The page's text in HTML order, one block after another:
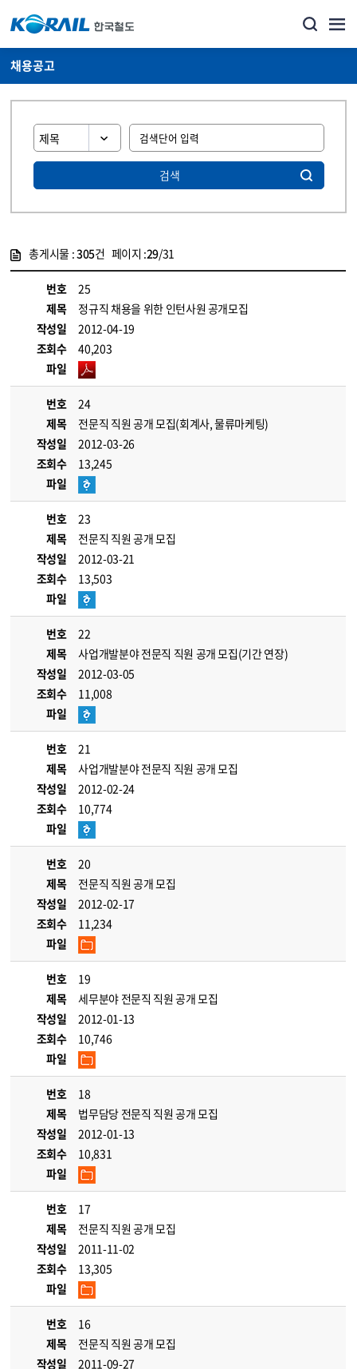
채용공고
검색
총게시물 :305건 페이지 :29/31
번호
25
제목
정규직 채용을 위한 인턴사원 공개모집
작성일
2012-04-19
조회수
40,203
파일
번호
24
제목
전문직 직원 공개 모집(회계사, 물류마케팅)
작성일
2012-03-26
조회수
13,245
파일
번호
23
제목
전문직 직원 공개 모집
작성일
2012-03-21
조회수
13,503
파일
번호
22
제목
사업개발분야 전문직 직원 공개 모집(기간 연장)
작성일
2012-03-05
조회수
11,008
파일
번호
21
제목
사업개발분야 전문직 직원 공개 모집
작성일
2012-02-24
조회수
10,774
파일
번호
20
제목
전문직 직원 공개 모집
작성일
2012-02-17
조회수
11,234
파일
번호
19
제목
세무분야 전문직 직원 공개 모집
작성일
2012-01-13
조회수
10,746
파일
번호
18
제목
법무담당 전문직 직원 공개 모집
작성일
2012-01-13
조회수
10,831
파일
번호
17
제목
전문직 직원 공개 모집
작성일
2011-11-02
조회수
13,305
파일
번호
16
제목
전문직 직원 공개 모집
작성일
2011-09-27